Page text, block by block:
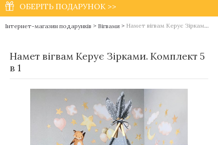
ОБЕРІТЬ ПОДАРУНОК >>
Інтернет-магазин подарунків > Вігвами > Намет вігвам Керує Зірками. Комплект 5 в 1
Намет вігвам Керує Зірками. Комплект 5
в 1